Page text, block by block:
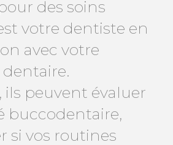
des soins
votre dentiste en
avec votre
ils peuvent évaluer
buccodentaire,
si vos routines